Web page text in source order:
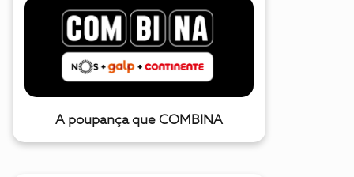
A poupança que COMBINA